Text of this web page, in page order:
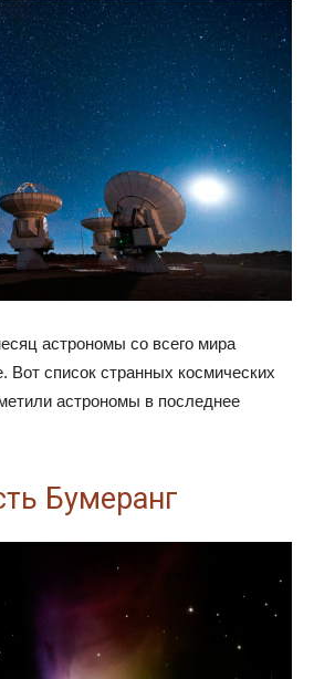
астрономы со всего мира
Вот список странных космических
астрономы в последнее
Бумеранг